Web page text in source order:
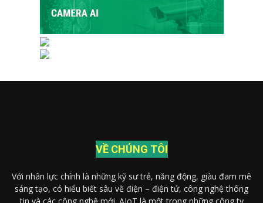
VỀ CHÚNG TÔI
Với nhân lực chính là những kỹ sư trẻ, năng động, giàu đam mê
sáng tạo, có hiểu biết sâu về điện – điện tử, công nghệ thông